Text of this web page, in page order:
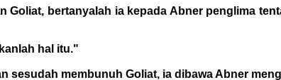
Goliat, bertanyalah ia kepada Abner penglima
hal itu."
sesudah membunuh Goliat, ia dibawa Abner